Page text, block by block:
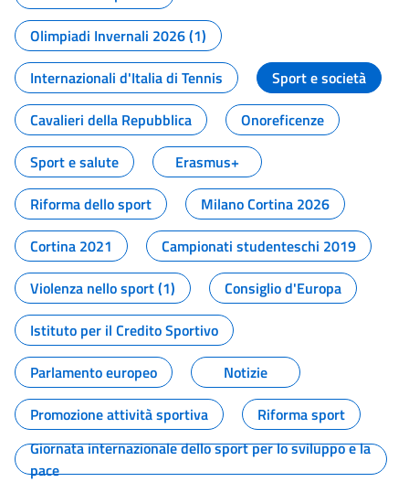
Olimpiadi Invernali 2026 (1)
Internazionali d'Italia di Tennis
Sport e società
Cavalieri della Repubblica
Onoreficenze
Sport e salute
Erasmus+
Riforma dello sport
Milano Cortina 2026
Cortina 2021
Campionati studenteschi 2019
Violenza nello sport (1)
Consiglio d'Europa
Istituto per il Credito Sportivo
Parlamento europeo
Notizie
Promozione attività sportiva
Riforma sport
Giornata internazionale dello sport per lo sviluppo e la
pace